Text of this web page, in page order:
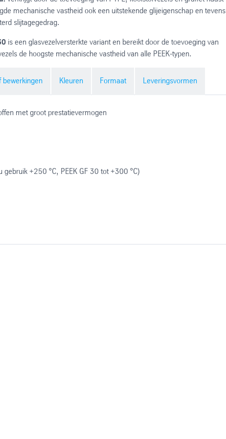
mechanische vastheid ook een uitstekende glijeigenschap en tevens
slijtagegedrag.
is een glasvezelversterkte variant en bereikt door de toevoeging van
de hoogste mechanische vastheid van alle PEEK-typen.
bewerkingen Kleuren Formaat Leveringsvormen
met groot prestatievermogen
+250 °C, PEEK GF 30 tot +300 °C)